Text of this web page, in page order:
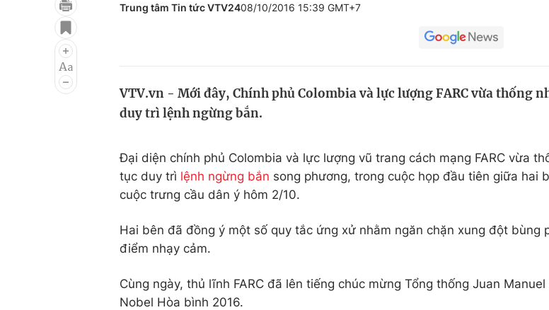
Điện ảnh
Âm nhạc
Chất lượng cuộc sống
Tuyển sinh
Trung tâm Tin tức VTV2408/10/2016 15:39 GMT+7
VTV.vn - Mới đây, Chính phủ Colombia và lực lượng FARC vừa thống
duy trì lệnh ngừng bắn.
Đại diện chính phủ Colombia và lực lượng vũ trang cách mạng FARC vừa
tục duy trì lệnh ngừng bắn song phương, trong cuộc họp đầu tiên giữa hai
cuộc trưng cầu dân ý hôm 2/10.
Hai bên đã đồng ý một số quy tắc ứng xử nhằm ngăn chặn xung đột bùng
điểm nhạy cảm.
Cùng ngày, thủ lĩnh FARC đã lên tiếng chúc mừng Tổng thống Juan
Nobel Hòa bình 2016.